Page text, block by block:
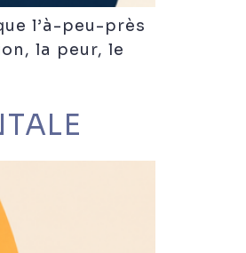
l’à-peu-près
la peur, le